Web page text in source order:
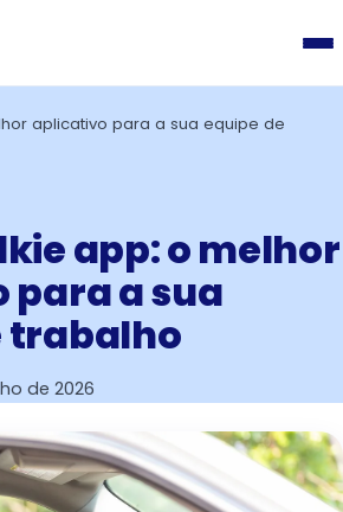
aplicativo para a sua equipe de
app: o melhor
a sua
trabalho
de 2026